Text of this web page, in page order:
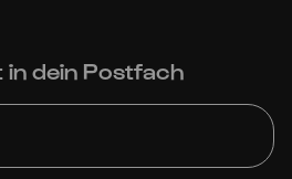
in dein Postfach